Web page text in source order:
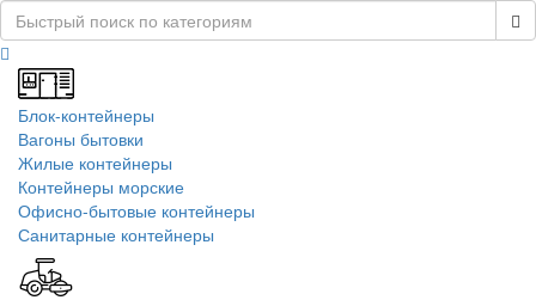
Блок-контейнеры
Вагоны бытовки
Жилые контейнеры
Контейнеры морские
Офисно-бытовые контейнеры
Санитарные контейнеры